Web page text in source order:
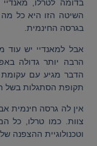
בדומה לטרלו,
השיטה הזו היא כל מה
בגרסה החינמית.
אבל למאנדיי יש עוד
הרבה יותר גדולה
הדבר מגיע עם
תקופת הסתגלות בשל
צוות. כמו טרלו, כל
וטכנולוגיית ההצפנה